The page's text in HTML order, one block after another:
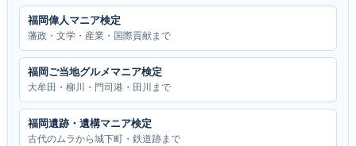
福岡偉人マニア検定
藩政・文学・産業・国際貢献まで
福岡ご当地グルメマニア検定
大牟田・柳川・門司港・田川まで
福岡遺跡・遺構マニア検定
古代のムラから城下町・鉄道跡まで